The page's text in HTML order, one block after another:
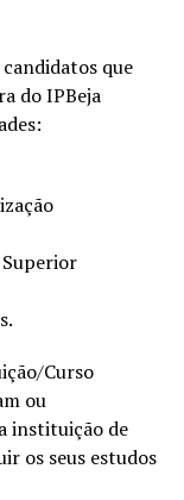
que
do IPBeja
Curso
ou
instituição de
os seus estudos